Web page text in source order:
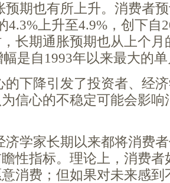
预期也有所上升。消费者
4.3%上升至4.9%，创下自
长期通胀预期也从上个月
幅是自1993年以来最大的
的下降引发了投资者、经
信心的不稳定可能会影
济学家长期以来都将消费
性指标。理论上，消费
消费；但如果对未来感到